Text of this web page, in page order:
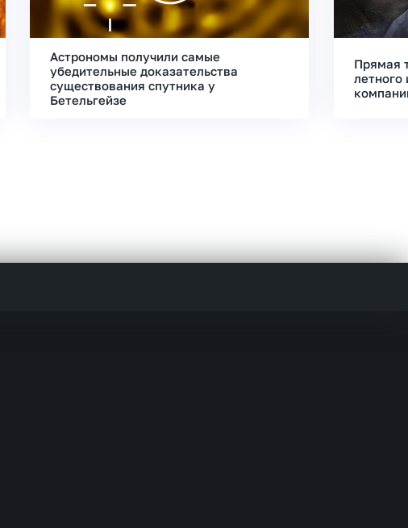
Астрономы получили самые
убедительные доказательства
существования спутника у
Бетельгейзе
Прямая
летного